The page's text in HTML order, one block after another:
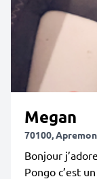
Megan
70100,
Bonjour
Pongo c’est